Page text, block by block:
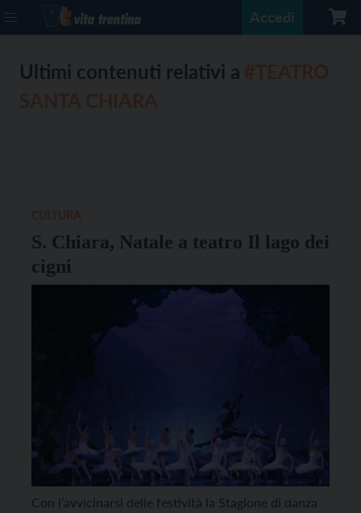
Accedi
Ultimi contenuti relativi a
S. Chiara, Natale a teatro Il lago dei
cigni
Con l’avvicinarsi delle festività la Stagione di danza